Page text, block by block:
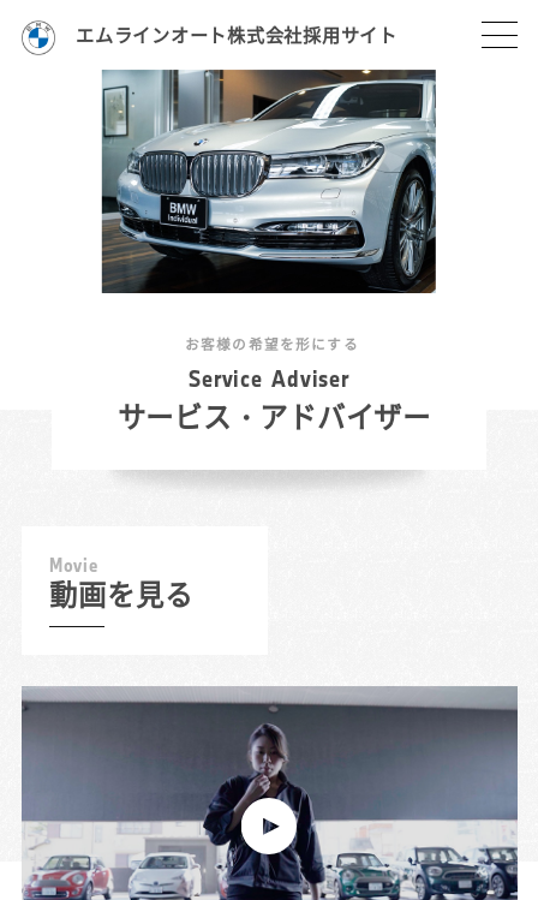
エムラインオート株式会社採用サイト
Service Adviser
サービス・アドバイザー
お客様の希望を形にする
Movie
動画を見る